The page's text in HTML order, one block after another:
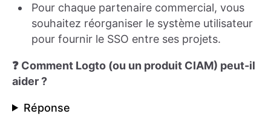
Pour chaque partenaire commercial, vous
souhaitez réorganiser le système utilisateur
pour fournir le SSO entre ses projets.
❓ Comment Logto (ou un produit CIAM) peut-il
aider ?
Réponse